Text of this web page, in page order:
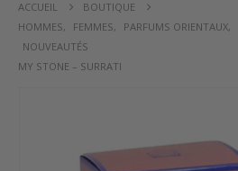
ACCUEIL
BOUTIQUE
HOMMES, FEMMES, PARFUMS ORIENTAUX,
NOUVEAUTÉS
MY STONE – SURRATI